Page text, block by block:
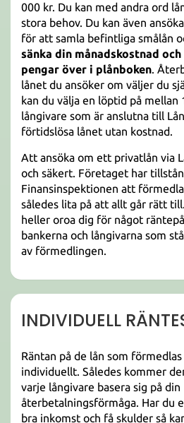
000 kr. Du kan med andra ord
stora behov. Du kan även
för att samla befintliga smålån
sänka din månadskostnad
pengar över i plånboken.
lånet du ansöker om väljer du
kan du välja en löptid på mellan
långivare som är anslutna till
förtidslösa lånet utan kostnad.
Att ansöka om ett privatlån via
och säkert. Företaget har
Finansinspektionen att
således lita på att allt går rätt
heller oroa dig för något
bankerna och långivarna som
av förmedlingen.
INDIVIDUELL
Räntan på de lån som
individuellt. Således kommer
varje långivare basera sig på din
återbetalningsförmåga. Har du
bra inkomst och få skulder så